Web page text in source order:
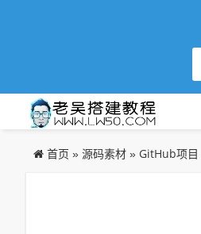
首页 » 源码素材 » GitHub项目